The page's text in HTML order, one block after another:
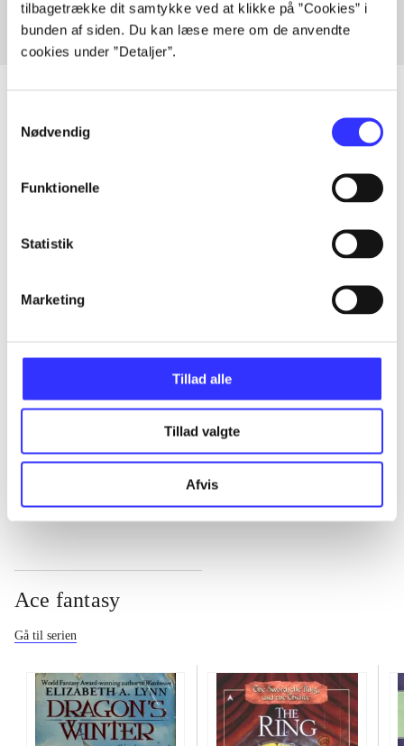
tilbagetrække dit samtykke ved at klikke på ”Cookies” i
bunden af siden. Du kan læse mere om de anvendte
cookies under ”Detaljer”.
Nødvendig
Funktionelle
Statistik
Marketing
Tillad alle
Tillad valgte
Afvis
Alle registrerede artikler fordelt på udgivelser
...
...
Ace fantasy
Gå til serien